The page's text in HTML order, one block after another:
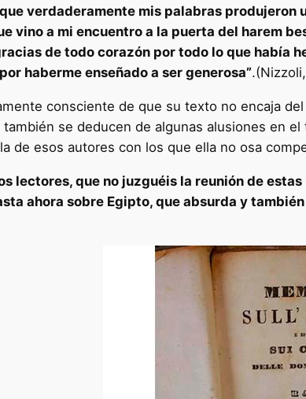
verdaderamente mis palabras produjeron
vino a mi encuentro a la puerta del harem
de todo corazón por todo lo que había
haberme enseñado a ser generosa”
consciente de que su texto no encaja
se deducen de algunas alusiones en
de esos autores con los que ella no osa
lectores, que no juzguéis la reunión de
ahora sobre Egipto, que absurda y